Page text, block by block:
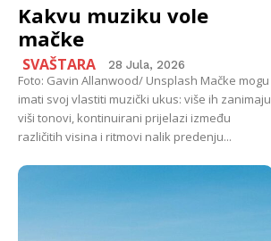
Kakvu muziku vole
mačke
SVAŠTARA 28 Jula, 2026
Foto: Gavin Allanwood/ Unsplash Mačke mogu
imati svoj vlastiti muzički ukus: više ih zanimaju
viši tonovi, kontinuirani prijelazi između
različitih visina i ritmovi nalik predenju...